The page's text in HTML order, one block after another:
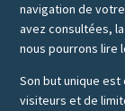
navigation de
avez consultées,
nous pourrons lire
Son but unique
visiteurs et de